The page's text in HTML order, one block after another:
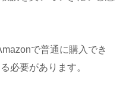
で普通に購入でき
必要があります。